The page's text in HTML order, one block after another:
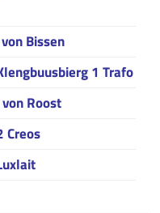
Bissen
1 Trafo
Roost
Creos